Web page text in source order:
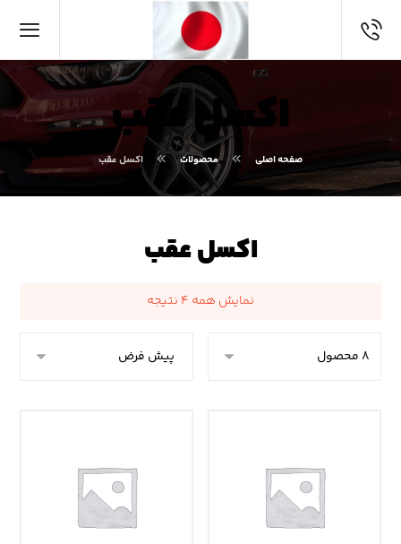
اکسل عقب
صفحه اصلی محصولات اکسل عقب
اکسل عقب
نمایش همه ۴ نتیجه